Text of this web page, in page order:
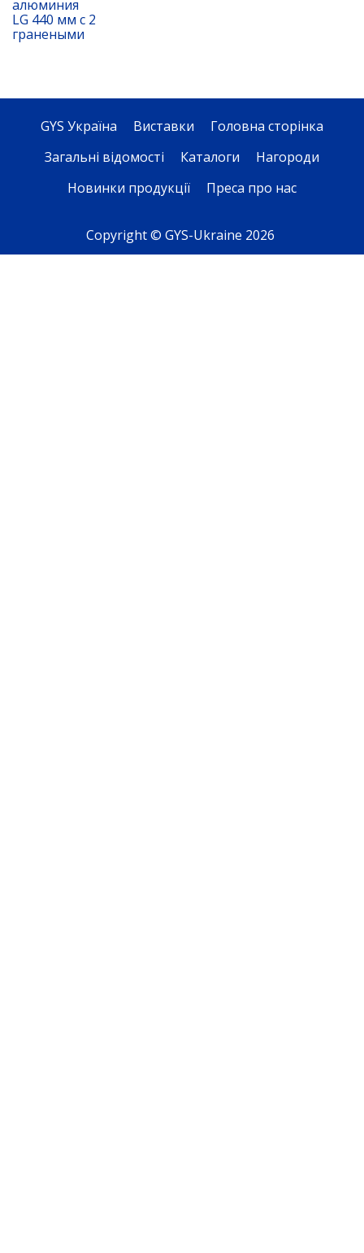
алюминия
LG 440 мм с 2
гранеными
GYS Україна Виставки
Головна сторінка
Загальні відомості
Каталоги
Нагороди
Новинки продукції
Преса про нас
Copyright © GYS-Ukraine 2026